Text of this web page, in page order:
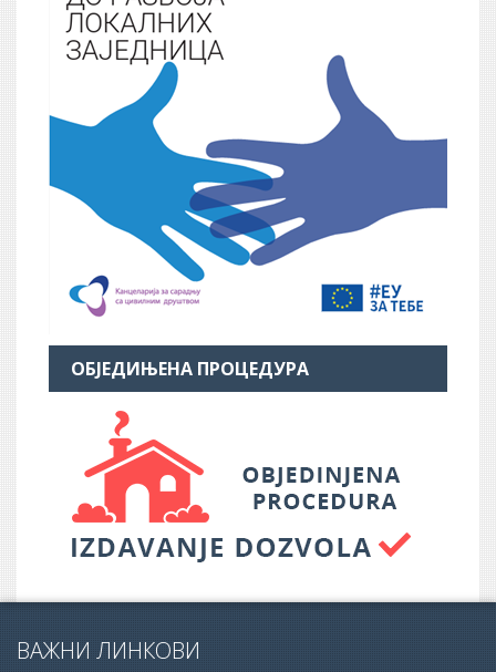
ОБЈЕДИЊЕНА ПРОЦЕДУРА
ВАЖНИ ЛИНКОВИ